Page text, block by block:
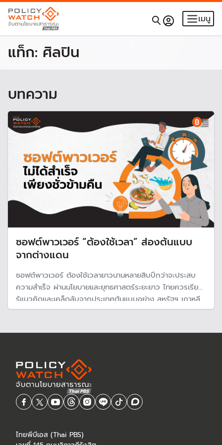
เมนู
แท็ก: ศิลปิน
บทความ
ซอฟต์พาวเวอร์ “ต้องใช้เวลา” ส่องต้นแบบ
จากต่างแดน
ซอฟต์พาวเวอร์ ต้องใช้เวลายาวนานหลายสิบปีกว่าจะประสบ
ความสำเร็จ ผ่านนโยบายและยุทธศาสตร์ระยะยาว ไทยควรเรียน
รู้แนวคิดและเคล็ดลับจากประเทศต้นแบบอย่าง สหรัฐฯ เกาหลี
และญี่ปุ่น เพื่อย่นเวลาสร้างซอฟต์พาวเวอร์ให้สำเร็จเร็วขึ้น
ไทยพีบีเอส (Thai PBS)